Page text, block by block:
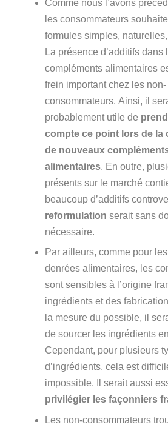
Comme nous l’avons
les consommateurs
formules simples,
La présence d’additifs dans
compléments alimentaires
frein important chez les non-
consommateurs. Ainsi, il
probablement utile de
compte ce point lors de la
de nouveaux
alimentaires. En outre,
présents sur le marché
beaucoup d’additifs
reformulation serait sans
nécessaire.
Par ailleurs, comme pour
denrées alimentaires, les
sont sensibles à l’origine
ingrédients et des
la mesure du possible, il
de sourcer les ingrédients
Cependant, pour plusieurs
d’ingrédients, cela est
impossible. Il serait aussi
privilégier les façonniers
Les non-consommateurs